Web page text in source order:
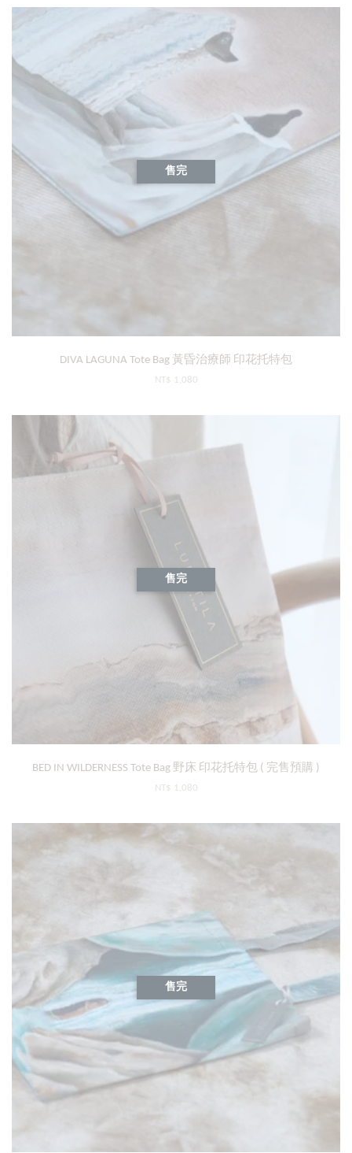
售完
DIVA LAGUNA Tote Bag 黃昏治療師 印花托特包
NT$ 1,080
售完
BED IN WILDERNESS Tote Bag 野床 印花托特包 ( 完售預購 )
NT$ 1,080
售完